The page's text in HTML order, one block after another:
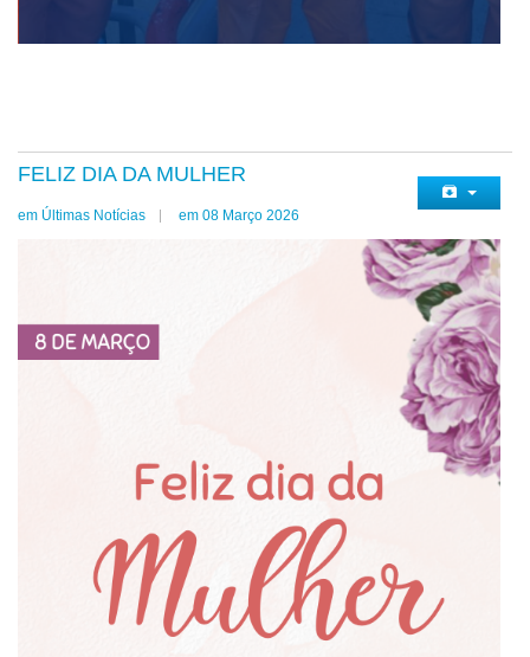
FELIZ DIA DA MULHER
em Últimas Notícias em 08 Março 2026